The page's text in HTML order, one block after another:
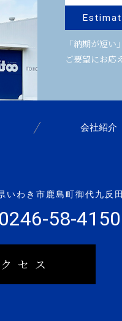
「納期が短
ご要望にお応
会社紹介
わき市鹿島町御代九反
58-4150
セス